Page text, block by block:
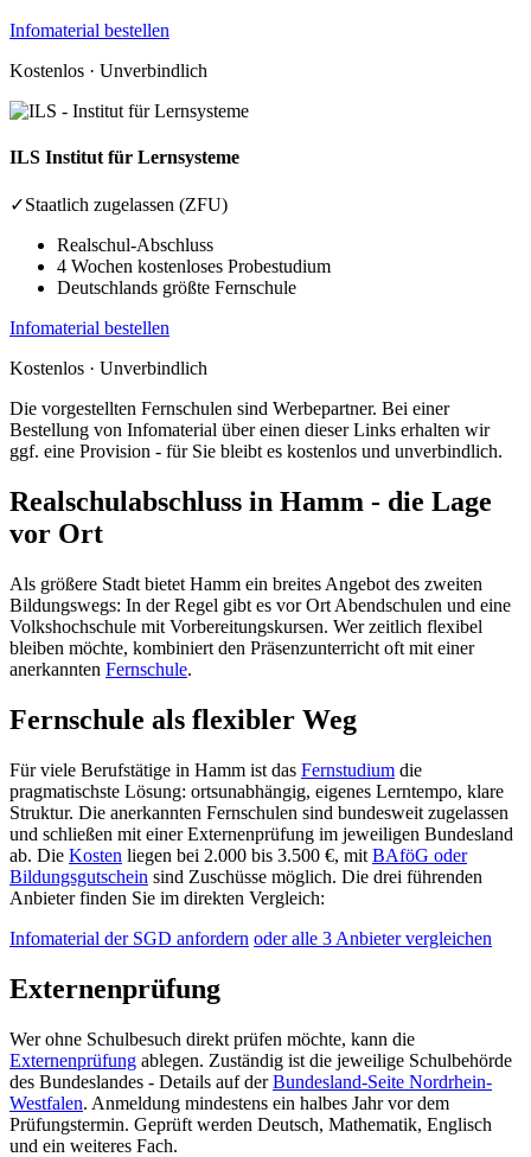
Infomaterial bestellen
Kostenlos · Unverbindlich
ILS Institut für Lernsysteme
✓Staatlich zugelassen (ZFU)
Realschul-Abschluss
4 Wochen kostenloses Probestudium
Deutschlands größte Fernschule
Infomaterial bestellen
Kostenlos · Unverbindlich
Die vorgestellten Fernschulen sind Werbepartner. Bei einer
Bestellung von Infomaterial über einen dieser Links erhalten wir
ggf. eine Provision - für Sie bleibt es kostenlos und unverbindlich.
Realschulabschluss in Hamm - die Lage
vor Ort
Als größere Stadt bietet Hamm ein breites Angebot des zweiten
Bildungswegs: In der Regel gibt es vor Ort Abendschulen und eine
Volkshochschule mit Vorbereitungskursen. Wer zeitlich flexibel
bleiben möchte, kombiniert den Präsenzunterricht oft mit einer
anerkannten Fernschule.
Fernschule als flexibler Weg
Für viele Berufstätige in Hamm ist das Fernstudium die
pragmatischste Lösung: ortsunabhängig, eigenes Lerntempo, klare
Struktur. Die anerkannten Fernschulen sind bundesweit zugelassen
und schließen mit einer Externenprüfung im jeweiligen Bundesland
ab. Die Kosten liegen bei 2.000 bis 3.500 €, mit BAföG oder
Bildungsgutschein sind Zuschüsse möglich. Die drei führenden
Anbieter finden Sie im direkten Vergleich:
Infomaterial der SGD anfordern oder alle 3 Anbieter vergleichen
Externenprüfung
Wer ohne Schulbesuch direkt prüfen möchte, kann die
Externenprüfung ablegen. Zuständig ist die jeweilige Schulbehörde
des Bundeslandes - Details auf derBundesland-Seite Nordrhein-
Westfalen. Anmeldung mindestens ein halbes Jahr vor dem
Prüfungstermin. Geprüft werden Deutsch, Mathematik, Englisch
und ein weiteres Fach.